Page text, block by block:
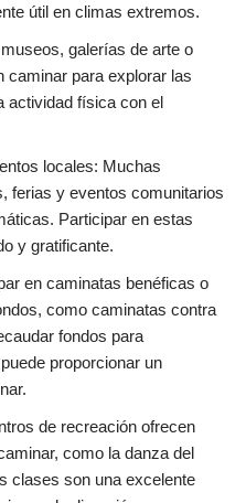
útil en climas extremos.
galerías de arte o
caminar para explorar las
actividad física con el
locales: Muchas
ferias y eventos comunitarios
Participar en estas
y gratificante.
en caminatas benéficas o
como caminatas contra
fondos para
proporcionar un
de recreación ofrecen
como la danza del
clases son una excelente